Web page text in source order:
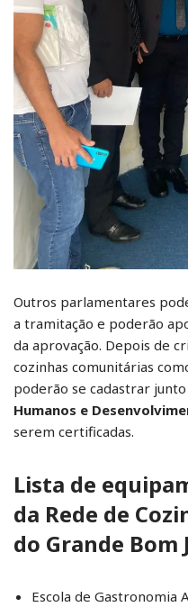
Outros parlamentares
a tramitação e poderão
da aprovação. Depois de
cozinhas comunitárias
poderão se cadastrar junto
Humanos e
serem certificadas.
Lista de
da Rede de
do Grande Bom
Escola de Gastronomia